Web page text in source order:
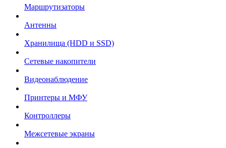
Маршрутизаторы
Антенны
Хранилища (HDD и SSD)
Сетевые накопители
Видеонаблюдение
Принтеры и МФУ
Контроллеры
Межсетевые экраны